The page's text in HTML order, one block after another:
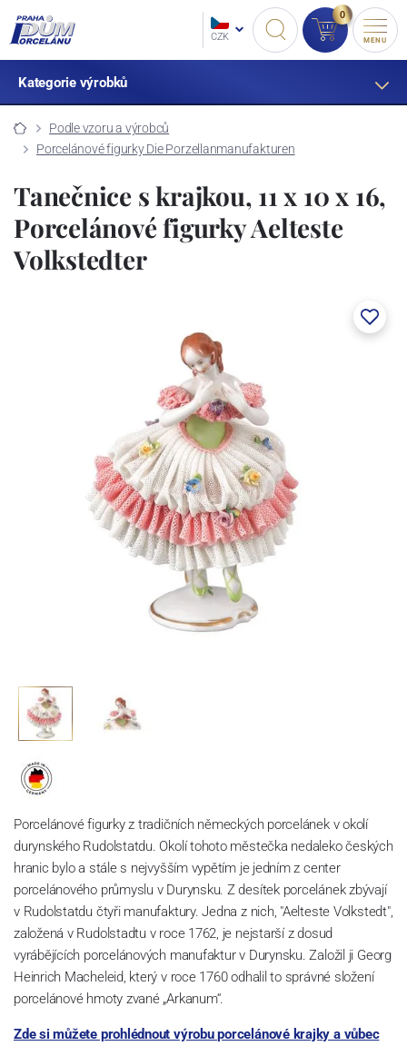
CZK
0
MENU
Kategorie výrobků
Podle vzoru a výrobců
Porcelánové figurky Die Porzellanmanufakturen
Tanečnice s krajkou, 11 x 10 x 16,
Porcelánové figurky Aelteste
Volkstedter
Porcelánové figurky z tradičních německých porcelánek v okolí
durynského Rudolstatdu. Okolí tohoto městečka nedaleko českých
hranic bylo a stále s nejvyšším vypětím je jedním z center
porcelánového průmyslu v Durynsku. Z desítek porcelánek zbývají
v Rudolstatdu čtyři manufaktury. Jedna z nich, "Aelteste Volkstedt",
založená v Rudolstadtu v roce 1762, je nejstarší z dosud
vyrábějících porcelánových manufaktur v Durynsku. Založil ji Georg
Heinrich Macheleid, který v roce 1760 odhalil to správné složení
porcelánové hmoty zvané „Arkanum“.
Zde si můžete prohlédnout výrobu porcelánové krajky a vůbec